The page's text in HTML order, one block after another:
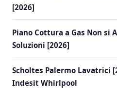
[2026]
Piano Cottura a Gas Non si
Soluzioni [2026]
Scholtes Palermo Lavatrici
Indesit Whirlpool